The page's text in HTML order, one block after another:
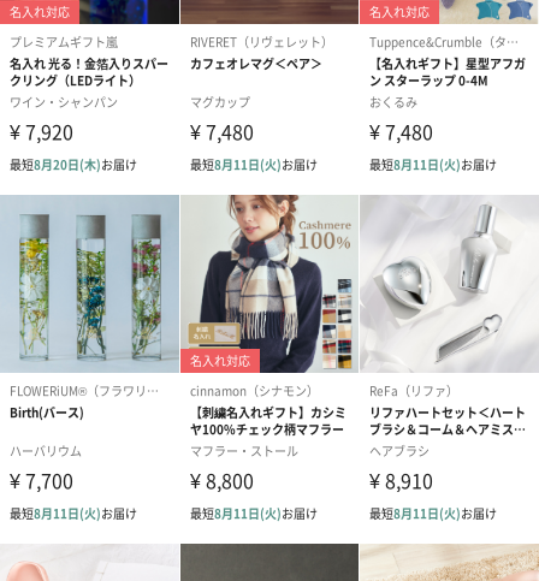
フラワーテディベア
（2,390円）
テディベア（バニラ）
（1,760円）
テディベア（
ル）（1,760円
紅茶・コーヒー・スイーツ
紅茶・コーヒー・スイーツを同梱してお届けいたします。ギフト
への＋αにおすすめです。